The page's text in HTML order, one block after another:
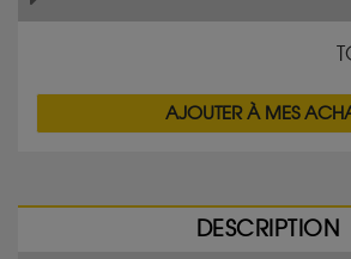
AJOUTER À MES
DESCRIPTION